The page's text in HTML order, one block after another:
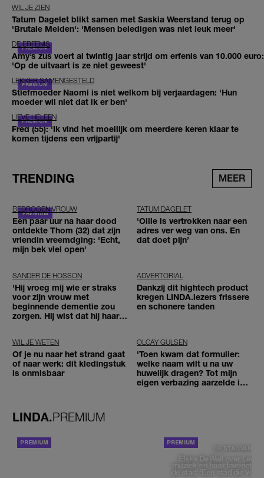
WIL JE ZIEN
Tatum Dagelet blikt samen met Saskia Weerstand terug op
'Brutale Meiden': 'Mensen beledigen was niet leuk meer'
DE ERFENIS
Amy’s zus voert al twintig jaar strijd om erfenis van 10.000 euro:
'Op de uitvaart is ze niet geweest'
LEKKER SAMENGESTELD
Stiefmoeder Naomi is niet welkom bij verjaardagen: 'Hun
moeder wil niet dat ik er ben'
LIEVE HELEEN
Fred (55): 'Ik vind het moeilijk om meerdere keren klaar te
komen tijdens een vrijpartij'
TRENDING MEER
BEDROGEN VROUW
Een paar uur na haar dood
ontdekte Thom (32) dat zijn
vriendin vreemdging: 'Echt,
mijn bek viel open'
TATUM DAGELET
'Ollie is vertrokken naar een
adres ver weg van ons. En
dat doet pijn’
SANDER DE HOSSON
'Hij vroeg mij wie er straks
voor zijn vrouw met
beginnende dementie zou
zorgen. Hij wist dat hij haar
ADVERTORIAL
Dankzij dit hightech product
kregen LINDA.lezers frissere
en schonere tanden
WIL JE WETEN
Of je nu naar het strand gaat
of naar werk: dit kledingstuk
is onmisbaar
OLCAY GULSEN
'Toen kwam dat formulier:
welke naam wilt u na uw
huwelijk dragen? Tot mijn
eigen verbazing aarzelde ik
LINDA.PREMIUM
DE STAD VAN
Elske DeWall over
muziek en haar favoriete
de stad: 'Een stad die